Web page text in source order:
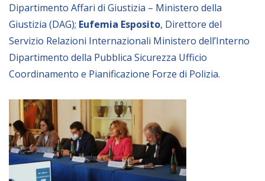
Dipartimento Affari di Giustizia – Ministero della
Giustizia (DAG); Eufemia Esposito, Direttore del
Servizio Relazioni Internazionali Ministero dell’Interno
Dipartimento della Pubblica Sicurezza Ufficio
Coordinamento e Pianificazione Forze di Polizia.